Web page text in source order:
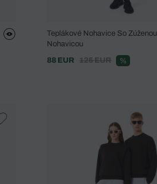
Teplákové Nohavice So Zúženou
Nohavicou
88 EUR
125 EUR %